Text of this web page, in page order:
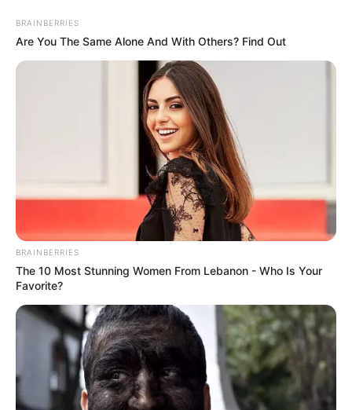
Caixa Surpresa para o Dia das
Mães: Passo a Passo + Inspirações
BRAINBERRIES
Are You The Same Alone And With Others? Find Out
BRAINBERRIES
The 10 Most Stunning Women From Lebanon - Who Is Your
Favorite?